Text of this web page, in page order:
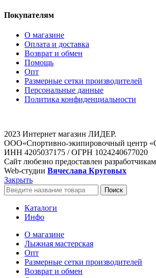
Покупателям
О магазине
Оплата и доставка
Возврат и обмен
Помощь
Опт
Размерные сетки производителей
Персональные данные
Политика конфиденциальности
2023 Интернет магазин ЛИДЕР.
ООО«Спортивно-экипировочный центр
ИНН 4205037175 / ОГРН 1024240677020
Сайт любезно предоставлен
Web-студии Вячеслава Круговых
Закрыть
Поиск
Каталоги
Инфо
О магазине
Лыжная мастерская
Опт
Размерные сетки производителей
Возврат и обмен